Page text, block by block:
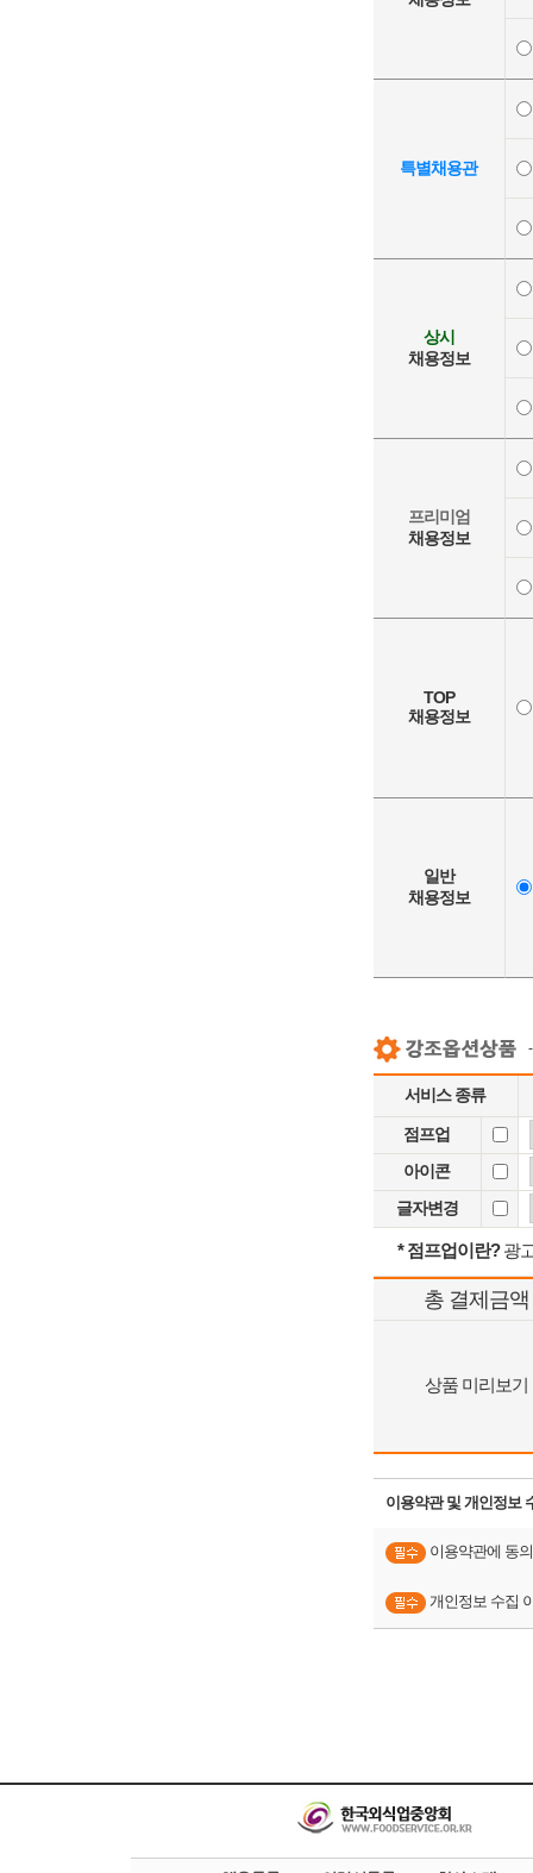
특별채용관
상시
채용정보
프리미엄
채용정보
TOP
채용정보
일반
채용정보
서비스 종류
점프업
아이콘
글자변경
* 점프업이란?광
총 결제금액
상품 미리보기
이용약관 및 개인정보
이용약관에 동
개인정보 수집